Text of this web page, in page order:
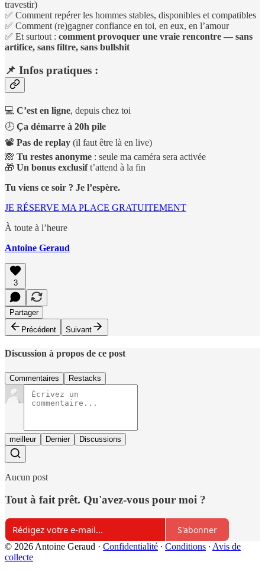
travestir)
✅ Comment repérer les hommes stables, disponibles et compatibles
✅ Comment (re)gagner confiance en toi, en eux, en l’amour
✅ Et surtout : comment provoquer une vraie rencontre — sans
artifice, sans filtre, sans bullshit
📌 Infos pratiques :
💻 C’est en ligne, depuis chez toi
🕗 Ça démarre à 20h pile
📽 Pas de replay (il faut être là en live)
🙈 Tu restes anonyme : seule ma caméra sera activée
🎁 Un bonus exclusift’attend à la fin
Tu viens ce soir ? Je l’espère.
JE RÉSERVE MA PLACE GRATUITEMENT
À toute à l’heure
Antoine Geraud
3
Partager
Précédent
Suivant
Discussion à propos de ce post
Commentaires Restacks
meilleur Dernier Discussions
Aucun post
Tout à fait prêt. Qu'avez-vous pour moi ?
S'abonner
© 2026 Antoine Geraud · Confidentialité ∙ Conditions ∙ Avis de
collecte